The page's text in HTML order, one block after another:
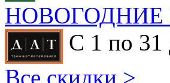
С 1 по 31
Все скидки >